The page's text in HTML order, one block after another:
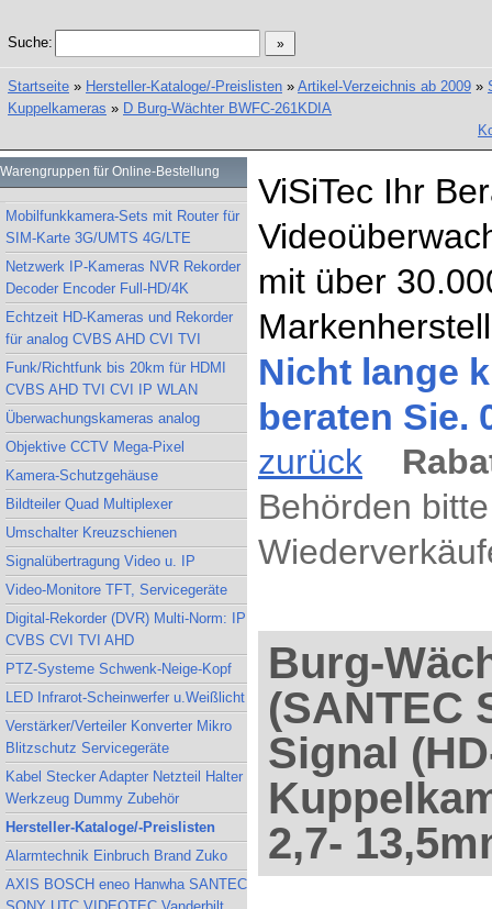
Suche:
Startseite » Hersteller-Kataloge/-Preislisten » Artikel-Verzeichnis ab 2009 »
Kuppelkameras » D Burg-Wächter BWFC-261KDIA
Warengruppen für Online-Bestellung
Mobilfunkkamera-Sets mit Router für
SIM-Karte 3G/UMTS 4G/LTE
Netzwerk IP-Kameras NVR Rekorder
Decoder Encoder Full-HD/4K
Echtzeit HD-Kameras und Rekorder
für analog CVBS AHD CVI TVI
Funk/Richtfunk bis 20km für HDMI
CVBS AHD TVI CVI IP WLAN
Überwachungskameras analog
Objektive CCTV Mega-Pixel
Kamera-Schutzgehäuse
Bildteiler Quad Multiplexer
Umschalter Kreuzschienen
Signalübertragung Video u. IP
Video-Monitore TFT, Servicegeräte
Digital-Rekorder (DVR) Multi-Norm: IP
CVBS CVI TVI AHD
PTZ-Systeme Schwenk-Neige-Kopf
LED Infrarot-Scheinwerfer u.Weißlicht
Verstärker/Verteiler Konverter Mikro
Blitzschutz Servicegeräte
Kabel Stecker Adapter Netzteil Halter
Werkzeug Dummy Zubehör
Hersteller-Kataloge/-Preislisten
Alarmtechnik Einbruch Brand Zuko
AXIS BOSCH eneo Hanwha SANTEC
ViSiTec Ihr
mit über
Nicht lange
beraten Sie.
zurück
Behörden
Burg-
(SANTEC
Signal
2,7-